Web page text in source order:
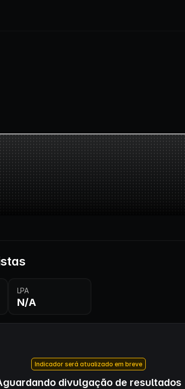
LPA
N/A
Indicador será atualizado em breve
divulgação de resultados